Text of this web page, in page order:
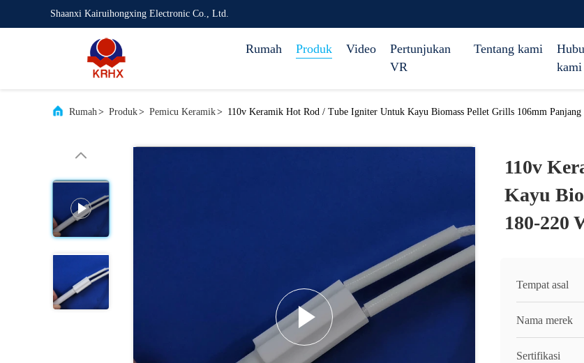
Shaanxi Kairuihongxing Electronic Co., Ltd.
Rumah Produk Video
Pertunjukan
VR
Tentang kami
kami
Rumah> Produk> Pemicu Keramik> 110v Keramik Hot Rod / Tube Igniter Untuk Kayu Biomass Pellet Grills 106mm
110v
Kayu
180-220
Tempat asal
Nama merek
Sertifikasi